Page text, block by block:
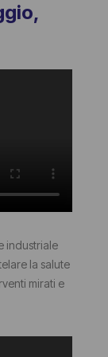
industriale
la salute
mirati e